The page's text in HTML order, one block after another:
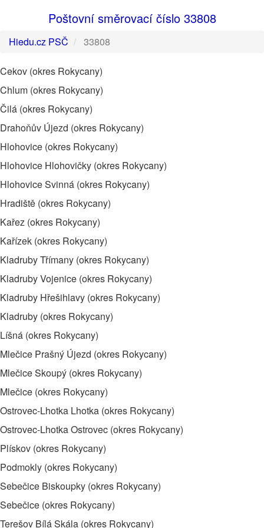
Poštovní směrovací číslo 33808
Hiedu.cz PSČ 33808
Cekov (okres Rokycany)
Chlum (okres Rokycany)
Čilá (okres Rokycany)
Drahoňův Újezd (okres Rokycany)
Hlohovice (okres Rokycany)
Hlohovice Hlohovičky (okres Rokycany)
Hlohovice Svinná (okres Rokycany)
Hradiště (okres Rokycany)
Kařez (okres Rokycany)
Kařízek (okres Rokycany)
Kladruby Třímany (okres Rokycany)
Kladruby Vojenice (okres Rokycany)
Kladruby Hřešihlavy (okres Rokycany)
Kladruby (okres Rokycany)
Líšná (okres Rokycany)
Mlečice Prašný Újezd (okres Rokycany)
Mlečice Skoupý (okres Rokycany)
Mlečice (okres Rokycany)
Ostrovec-Lhotka Lhotka (okres Rokycany)
Ostrovec-Lhotka Ostrovec (okres Rokycany)
Plískov (okres Rokycany)
Podmokly (okres Rokycany)
Sebečice Biskoupky (okres Rokycany)
Sebečice (okres Rokycany)
Terešov Bílá Skála (okres Rokycany)